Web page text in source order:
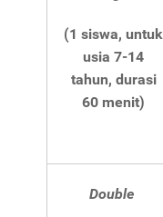
(1 siswa, untuk
usia 7-14
tahun, durasi
60 menit)
Double